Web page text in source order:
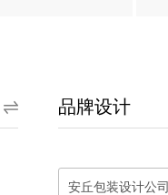
品牌设计
安丘包装设计公司